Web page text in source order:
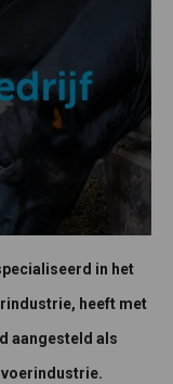
in het
heeft met
aangesteld als